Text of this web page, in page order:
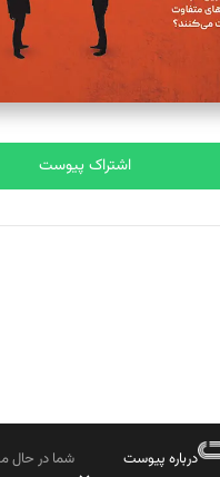
تحریریه
مصطفی مسجدی آرانی
تحریریه
بابک نقاش
تحریریه
اشتراک پیوست
درباره پیوست
شما در حال